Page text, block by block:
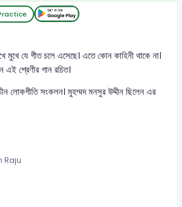
মুখে যে গীত চলে এসেছে। এতে কোন কাহিনী থাকে না।
এই শ্রেণীর গান রচিত।
লোকগীতি সংকলন। মুহম্মদ মনসুর উদ্দীন ছিলেন এর
Raju